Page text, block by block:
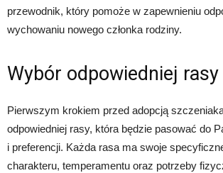
przewodnik, który pomoże w zapewnieniu
wychowaniu nowego członka rodziny.
Wybór odpowiedniej rasy
Pierwszym krokiem przed adopcją
odpowiedniej rasy, która będzie pasować do
i preferencji. Każda rasa ma swoje
charakteru, temperamentu oraz potrzeby